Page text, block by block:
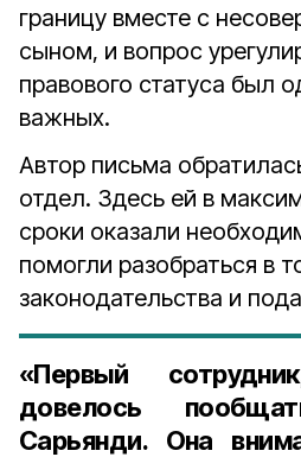
границу вместе с
сыном, и вопрос
правового статуса был
важных.
Автор письма
отдел. Здесь ей в
сроки оказали
помогли разобраться в
законодательства и
«Первый
довелось
Сарьянди. Она